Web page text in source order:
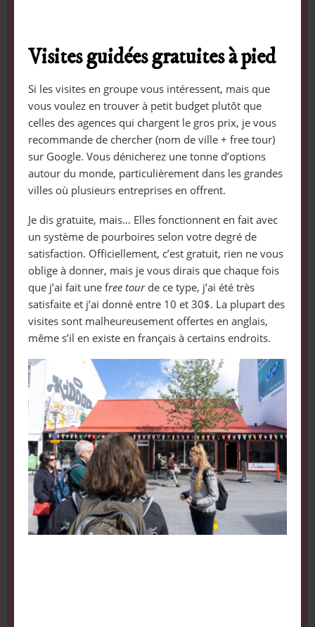
Visites guidées gratuites à pied
Si les visites en groupe vous intéressent, mais que
vous voulez en trouver à petit budget plutôt que
celles des agences qui chargent le gros prix, je vous
recommande de chercher (nom de ville + free tour)
sur Google. Vous dénicherez une tonne d’options
autour du monde, particulièrement dans les grandes
villes où plusieurs entreprises en offrent.
Je dis gratuite, mais… Elles fonctionnent en fait avec
un système de pourboires selon votre degré de
satisfaction. Officiellement, c’est gratuit, rien ne vous
oblige à donner, mais je vous dirais que chaque fois
que j’ai fait une free tourde ce type, j’ai été très
satisfaite et j’ai donné entre 10 et 30$. La plupart des
visites sont malheureusement offertes en anglais,
même s’il en existe en français à certains endroits.